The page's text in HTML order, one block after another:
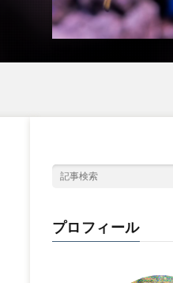
プロフィール